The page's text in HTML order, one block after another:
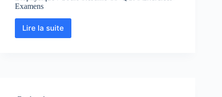
Examens
Lire la suite
Biophysique